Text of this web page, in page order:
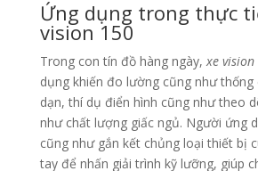
Ứng dụng trong thực
vision 150
Trong con tín đồ hàng ngày,xe vision
dụng khiến đo lường cũng như thống
dạn, thí dụ điển hình cũng như theo
như chất lượng giấc ngủ. Người ứng
cũng như gắn kết chủng loại thiết bị
tay để nhấn giải trình kỹ lưỡng, giúp